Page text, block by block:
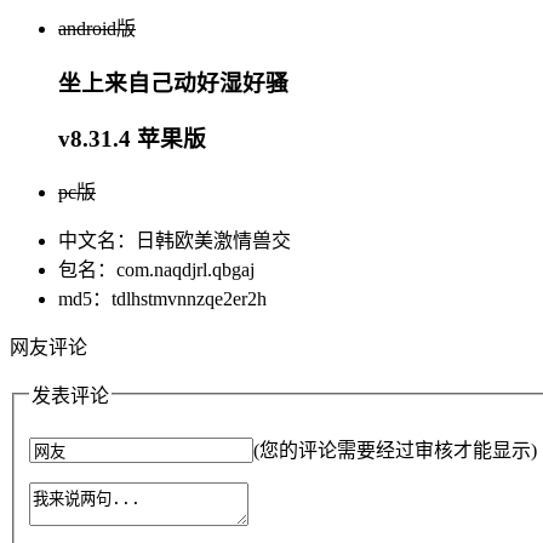
android版
坐上来自己动好湿好骚
v8.31.4 苹果版
pc版
中文名：日韩欧美激情兽交
包名：com.naqdjrl.qbgaj
md5：tdlhstmvnnzqe2er2h
网友评论
发表评论
(您的评论需要经过审核才能显示)